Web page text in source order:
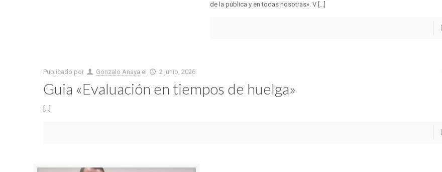
de la pública y en todas nosotras». V [...]
Publicado por Gonzalo Anaya el 2 junio, 2026
Guia «Evaluación en tiempos de huelga»
[...]